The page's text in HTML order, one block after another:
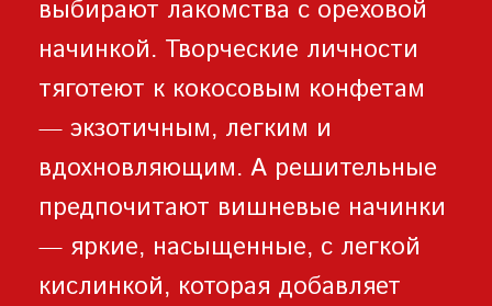
выбирают лакомства с ореховой
начинкой. Творческие личности
тяготеют к кокосовым конфетам
— экзотичным, легким и
вдохновляющим. А решительные
предпочитают вишневые начинки
— яркие, насыщенные, с легкой
кислинкой, которая добавляет